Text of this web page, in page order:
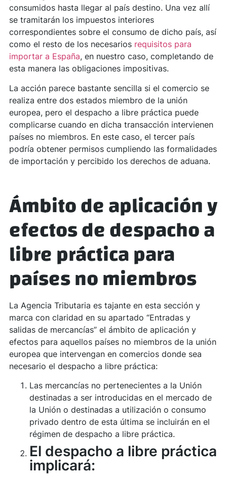
consumidos hasta llegar al país destino. Una vez allí
se tramitarán los impuestos interiores
correspondientes sobre el consumo de dicho país, así
como el resto de los necesarios requisitos para
importar a España, en nuestro caso, completando de
esta manera las obligaciones impositivas.
La acción parece bastante sencilla si el comercio se
realiza entre dos estados miembro de la unión
europea, pero el despacho a libre práctica puede
complicarse cuando en dicha transacción intervienen
países no miembros. En este caso, el tercer país
podría obtener permisos cumpliendo las formalidades
de importación y percibido los derechos de aduana.
Ámbito de aplicación y
efectos de despacho a
libre práctica para
países no miembros
La Agencia Tributaria es tajante en esta sección y
marca con claridad en su apartado “Entradas y
salidas de mercancías” el ámbito de aplicación y
efectos para aquellos países no miembros de la unión
europea que intervengan en comercios donde sea
necesario el despacho a libre práctica:
Las mercancías no pertenecientes a la Unión
destinadas a ser introducidas en el mercado de
la Unión o destinadas a utilización o consumo
privado dentro de esta última se incluirán en el
régimen de despacho a libre práctica.
El despacho a libre práctica
implicará: